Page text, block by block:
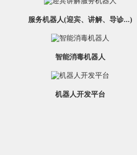
服务机器人(迎宾、讲解、导诊...)
智能消毒机器人
机器人开发平台